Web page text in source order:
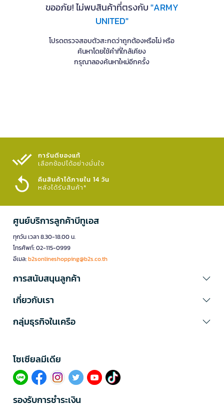
ขออภัย! ไม่พบสินค้าที่ตรงกับ"ARMY
UNITED"
โปรดตรวจสอบตัวสะกดว่าถูกต้องหรือไม่ หรือ
ค้นหาโดยใช้คำที่ใกล้เคียง
กรุณาลองค้นหาใหม่อีกครั้ง
การันตีของแท้
เลือกช้อปได้อย่างมั่นใจ​
คืนสินค้าได้ภายใน 14 วัน
หลังได้รับสินค้า*
ศูนย์บริการลูกค้าบีทูเอส
ทุกวัน เวลา 8.30-18.00 น.
โทรศัพท์: 02-115-0999
อีเมล:b2sonlineshopping@b2s.co.th
การสนับสนุนลูกค้า
เกี่ยวกับเรา
กลุ่มธุรกิจในเครือ
โซเซียลมีเดีย​
รองรับการชำระเงิน